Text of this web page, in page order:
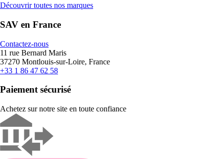
Découvrir toutes nos marques
SAV en France
Contactez-nous
11 rue Bernard Maris
37270 Montlouis-sur-Loire, France
+33 1 86 47 62 58
Paiement sécurisé
Achetez sur notre site en toute confiance